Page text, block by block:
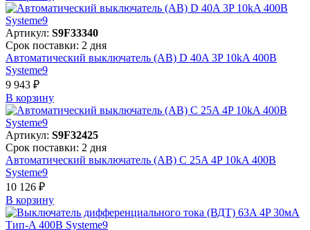
Артикул: S9F33340
Срок поставки: 2 дня
Автоматический выключатель (АВ) D 40A 3P 10kA 400В
Systeme9
9 943 ₽
В корзинy
Артикул: S9F32425
Срок поставки: 2 дня
Автоматический выключатель (АВ) C 25A 4P 10kA 400В
Systeme9
10 126 ₽
В корзинy